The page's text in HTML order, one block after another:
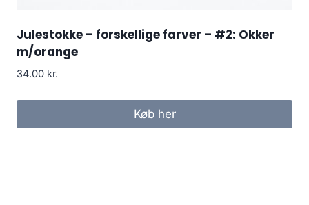
Julestokke – forskellige farver – #2: Okker
m/orange
34.00 kr.
Køb her